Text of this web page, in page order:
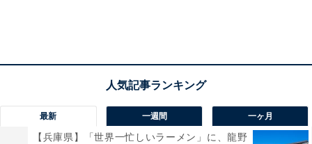
最新 一週間 一ヶ月
【兵庫県】「世界一忙しいラーメン」に、龍野